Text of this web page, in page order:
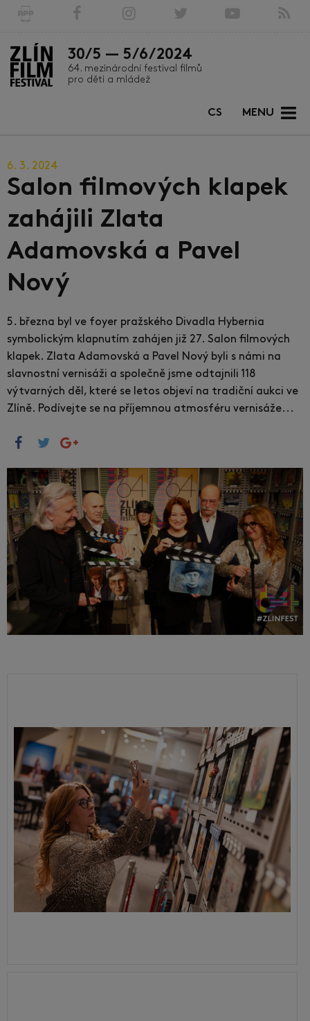
30/5 — 5/6/2024
64. mezinárodní festival filmů
pro děti a mládež
MENU
CS
6. 3. 2024
Salon filmových klapek
zahájili Zlata
Adamovská a Pavel
Nový
5. března byl ve foyer pražského Divadla Hybernia
symbolickým klapnutím zahájen již 27. Salon filmových
klapek. Zlata Adamovská a Pavel Nový byli s námi na
slavnostní vernisáži a společně jsme odtajnili 118
výtvarných děl, které se letos objeví na tradiční aukci ve
Zlíně. Podívejte se na příjemnou atmosféru vernisáže...